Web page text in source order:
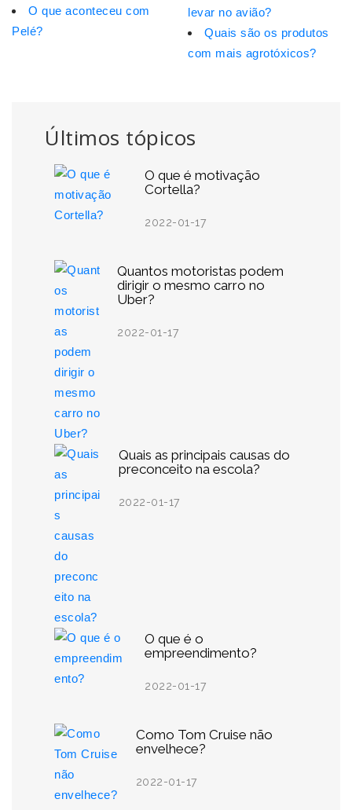
Últimos tópicos
O que é motivação
Cortella?
2022-01-17
Quantos motoristas podem
dirigir o mesmo carro no
Uber?
2022-01-17
Quais as principais causas do
preconceito na escola?
2022-01-17
O que é o
empreendimento?
2022-01-17
Como Tom Cruise não
envelhece?
2022-01-17
O que aconteceu com
Pelé?
levar no avião?
Quais são os produtos
com mais agrotóxicos?